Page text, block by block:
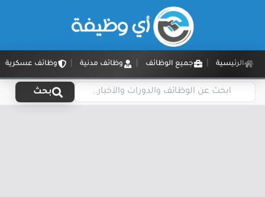
الرئيسية جميع الوظائف وظائف مدنية وظائف عسكرية
بحث